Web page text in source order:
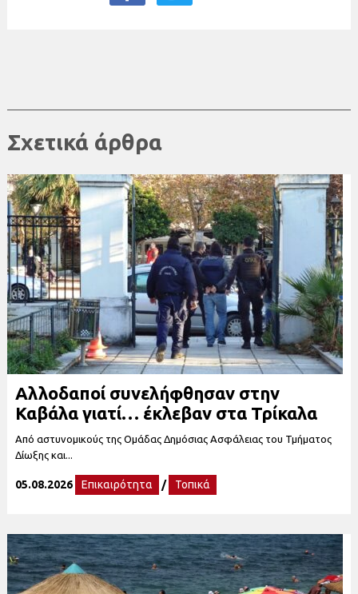
Σχετικά άρθρα
Αλλοδαποί συνελήφθησαν στην
Καβάλα γιατί… έκλεβαν στα Τρίκαλα
Από αστυνομικούς της Ομάδας Δημόσιας Ασφάλειας του Τμήματος
Δίωξης και...
05.08.2026 Επικαιρότητα / Τοπικά